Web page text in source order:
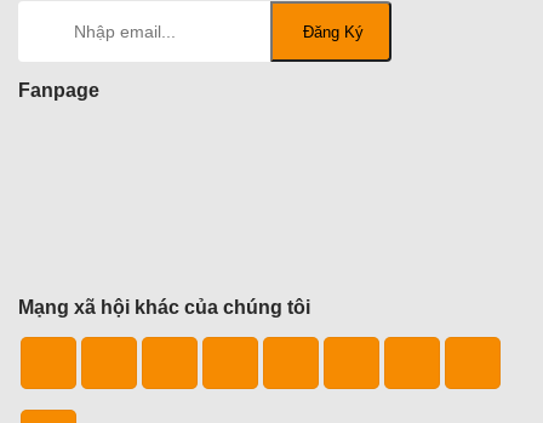
Fanpage
Mạng xã hội khác của chúng tôi